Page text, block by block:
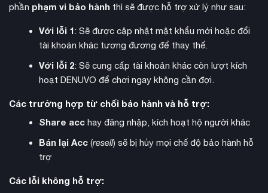
cấn.
phần phạm vi bảo hành thì sẽ được hỗ trợ xử lý như sau:
Với lỗi 1: Sẽ được cập nhật mật khẩu mới hoặc đổi
tài khoản khác tương đương để thay thế.
Với lỗi 2: Sẽ cung cấp tài khoản khác còn lượt kích
hoạt DENUVO để chơi ngay không cần đợi.
Các trường hợp từ chối bảo hành và hỗ trợ:
Share acchay đăng nhập, kích hoạt hộ người khác
Bán lại Acc(resell) sẽ bị hủy mọi chế độ bảo hành hỗ
trợ
Các lỗi không hỗ trợ: